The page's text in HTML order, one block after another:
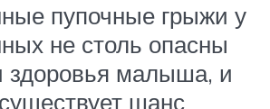
пупочные грыжи у
не столь опасны
здоровья малыша, и
шанс